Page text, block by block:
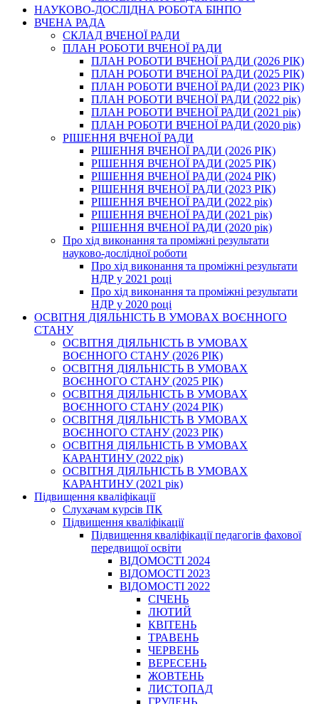
НАУКОВО-ДОСЛІДНА РОБОТА БІНПО
ВЧЕНА РАДА
СКЛАД ВЧЕНОЇ РАДИ
ПЛАН РОБОТИ ВЧЕНОЇ РАДИ
ПЛАН РОБОТИ ВЧЕНОЇ РАДИ (2026 РІК)
ПЛАН РОБОТИ ВЧЕНОЇ РАДИ (2025 РІК)
ПЛАН РОБОТИ ВЧЕНОЇ РАДИ (2023 РІК)
ПЛАН РОБОТИ ВЧЕНОЇ РАДИ (2022 рік)
ПЛАН РОБОТИ ВЧЕНОЇ РАДИ (2021 рік)
ПЛАН РОБОТИ ВЧЕНОЇ РАДИ (2020 рік)
РІШЕННЯ ВЧЕНОЇ РАДИ
РІШЕННЯ ВЧЕНОЇ РАДИ (2026 РІК)
РІШЕННЯ ВЧЕНОЇ РАДИ (2025 РІК)
РІШЕННЯ ВЧЕНОЇ РАДИ (2024 РІК)
РІШЕННЯ ВЧЕНОЇ РАДИ (2023 РІК)
РІШЕННЯ ВЧЕНОЇ РАДИ (2022 рік)
РІШЕННЯ ВЧЕНОЇ РАДИ (2021 рік)
РІШЕННЯ ВЧЕНОЇ РАДИ (2020 рік)
Про хід виконання та проміжні результати
науково-дослідної роботи
Про хід виконання та проміжні результати
НДР у 2021 році
Про хід виконання та проміжні результати
НДР у 2020 році
ОСВІТНЯ ДІЯЛЬНІСТЬ В УМОВАХ ВОЄННОГО
СТАНУ
ОСВІТНЯ ДІЯЛЬНІСТЬ В УМОВАХ
ВОЄННОГО СТАНУ (2026 РІК)
ОСВІТНЯ ДІЯЛЬНІСТЬ В УМОВАХ
ВОЄННОГО СТАНУ (2025 РІК)
ОСВІТНЯ ДІЯЛЬНІСТЬ В УМОВАХ
ВОЄННОГО СТАНУ (2024 РІК)
ОСВІТНЯ ДІЯЛЬНІСТЬ В УМОВАХ
ВОЄННОГО СТАНУ (2023 РІК)
ОСВІТНЯ ДІЯЛЬНІСТЬ В УМОВАХ
КАРАНТИНУ (2022 рік)
ОСВІТНЯ ДІЯЛЬНІСТЬ В УМОВАХ
КАРАНТИНУ (2021 рік)
Підвищення кваліфікації
Слухачам курсів ПК
Підвищення кваліфікації
Підвищення кваліфікації педагогів фахової
передвищої освіти
ВІДОМОСТІ 2024
ВІДОМОСТІ 2023
ВІДОМОСТІ 2022
СІЧЕНЬ
ЛЮТИЙ
КВІТЕНЬ
ТРАВЕНЬ
ЧЕРВЕНЬ
ВЕРЕСЕНЬ
ЖОВТЕНЬ
ЛИСТОПАД
ГРУДЕНЬ